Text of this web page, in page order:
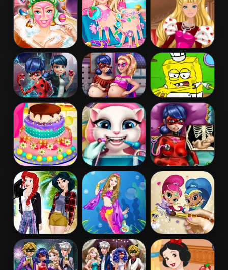
Barbie Beauty
Bath
Barbie Nails
Spa
Barbie's
Valentine's
Patchwork
Dress
Ladybug Secret
Mission
Hero Dolls
Pregnant BFFs
Spongebob
Restaurant
Barbies
Birthday Cake
Angela Real
Dentist
Pregnant
Dotted Girl
Emergency
Princess
Coachella Style
Dress 1
Barbie
Mermaid
Princess
Shimmer and
Shine Coloring
Book